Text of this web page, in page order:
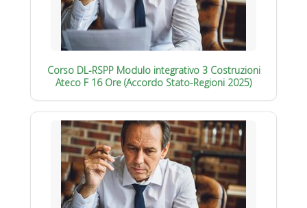
Corso DL-RSPP Modulo integrativo 3 Costruzioni
Ateco F 16 Ore (Accordo Stato-Regioni 2025)